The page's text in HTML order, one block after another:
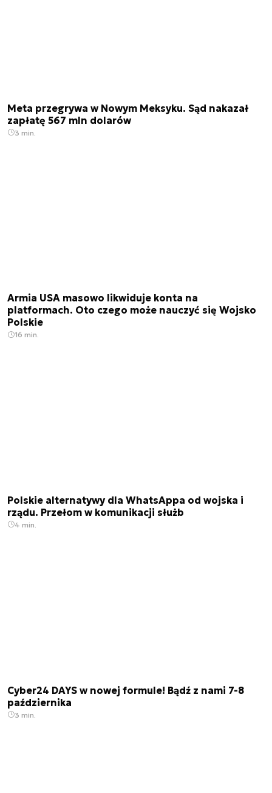
Meta przegrywa w Nowym Meksyku. Sąd nakazał
zapłatę 567 mln dolarów
3 min.
Armia USA masowo likwiduje konta na
platformach. Oto czego może nauczyć się Wojsko
Polskie
16 min.
Polskie alternatywy dla WhatsAppa od wojska i
rządu. Przełom w komunikacji służb
4 min.
Cyber24 DAYS w nowej formule! Bądź z nami 7-8
października
3 min.